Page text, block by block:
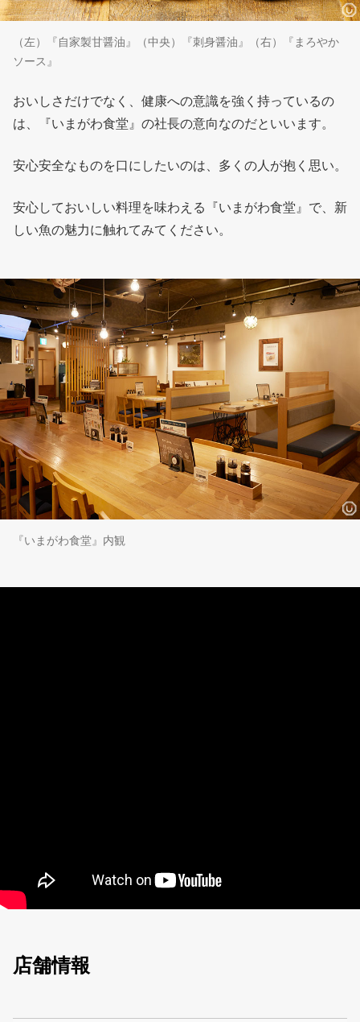
（左）『自家製甘醤油』（中央）『刺身醤油』（右）『まろやか
ソース』
おいしさだけでなく、健康への意識を強く持っているの
は、『いまがわ食堂』の社長の意向なのだといいます。
安心安全なものを口にしたいのは、多くの人が抱く思い。
安心しておいしい料理を味わえる『いまがわ食堂』で、新
しい魚の魅力に触れてみてください。
『いまがわ食堂』内観
店舗情報